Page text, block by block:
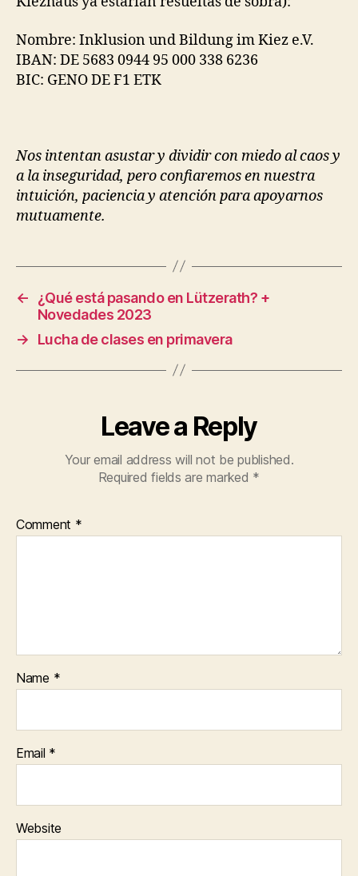
Nombre: Inklusion und Bildung im Kiez e.V.
IBAN: DE 5683 0944 95 000 338 6236
BIC: GENO DE F1 ETK
Nos intentan asustar y dividir con miedo al caos y
a la inseguridad, pero confiaremos en nuestra
intuición, paciencia y atención para apoyarnos
mutuamente.
←
¿Qué está pasando en Lützerath? +
Novedades 2023
→
Lucha de clases en primavera
Leave a Reply
Your email address will not be published.
Required fields are marked *
Comment *
Name *
Email *
Website